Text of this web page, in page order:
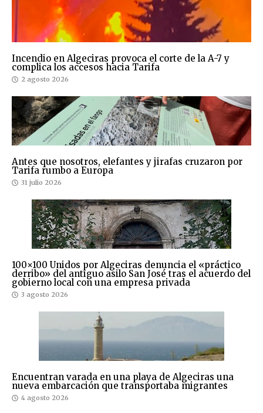
Incendio en Algeciras provoca el corte de la A-7 y
complica los accesos hacia Tarifa
2 agosto 2026
Antes que nosotros, elefantes y jirafas cruzaron por
Tarifa rumbo a Europa
31 julio 2026
100×100 Unidos por Algeciras denuncia el «práctico
derribo» del antiguo asilo San José tras el acuerdo del
gobierno local con una empresa privada
3 agosto 2026
Encuentran varada en una playa de Algeciras una
nueva embarcación que transportaba migrantes
4 agosto 2026